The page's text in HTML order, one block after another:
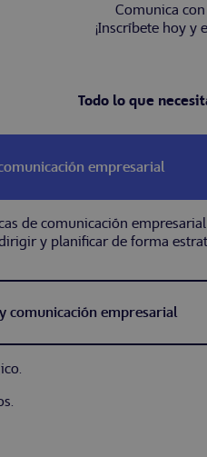
Comunica
¡Inscríbete hoy y
Todo lo que
empresarial
de comunicación
y planificar de forma
comunicación empresarial